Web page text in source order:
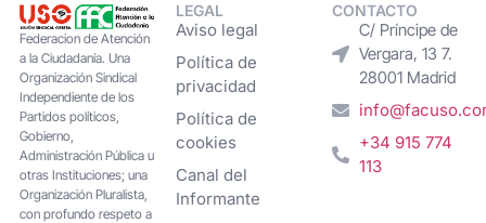
Federacion de Atención
a la Ciudadanía. Una
Organización Sindical
Independiente de los
Partidos políticos,
Gobierno,
Administración Pública u
otras Instituciones; una
Organización Pluralista,
con profundo respeto a
LEGAL
Aviso legal
Política de
privacidad
Política de
cookies
Canal del
Informante
CONTACTO
C/ Príncipe de
Vergara, 13 7.
28001 Madrid
+34 915 774
113